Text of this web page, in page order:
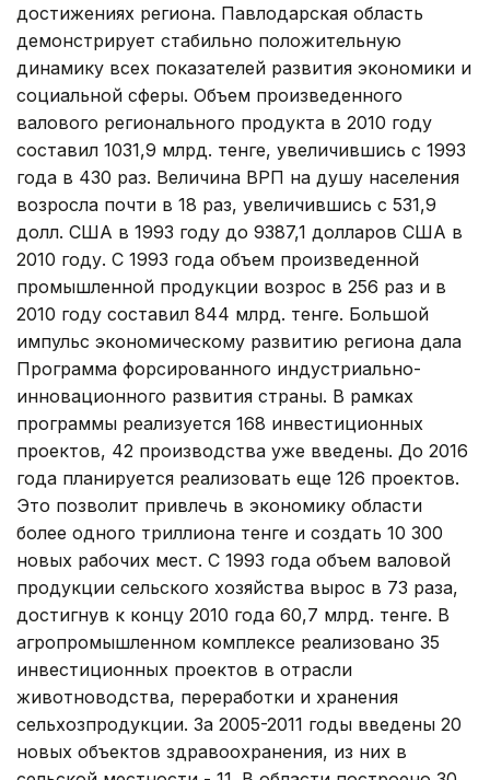
достижениях региона. Павлодарская область
демонстрирует стабильно положительную
динамику всех показателей развития экономики и
социальной сферы. Объем произведенного
валового регионального продукта в 2010 году
составил 1031,9 млрд. тенге, увеличившись с 1993
года в 430 раз. Величина ВРП на душу населения
возросла почти в 18 раз, увеличившись с 531,9
долл. США в 1993 году до 9387,1 долларов США в
2010 году. С 1993 года объем произведенной
промышленной продукции возрос в 256 раз и в
2010 году составил 844 млрд. тенге. Большой
импульс экономическому развитию региона дала
Программа форсированного индустриально-
инновационного развития страны. В рамках
программы реализуется 168 инвестиционных
проектов, 42 производства уже введены. До 2016
года планируется реализовать еще 126 проектов.
Это позволит привлечь в экономику области
более одного триллиона тенге и создать 10 300
новых рабочих мест. С 1993 года объем валовой
продукции сельского хозяйства вырос в 73 раза,
достигнув к концу 2010 года 60,7 млрд. тенге. В
агропромышленном комплексе реализовано 35
инвестиционных проектов в отрасли
животноводства, переработки и хранения
сельхозпродукции. За 2005-2011 годы введены 20
новых объектов здравоохранения, из них в